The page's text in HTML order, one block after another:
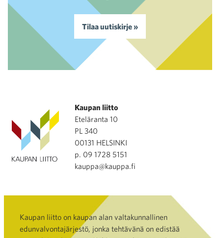
Tilaa uutiskirje »
Kaupan liitto
Eteläranta 10
PL 340
00131 HELSINKI
p. 09 1728 5151
kauppa@kauppa.fi
Kaupan liitto on kaupan alan valtakunnallinen
edunvalvontajärjestö, jonka tehtävänä on edistää